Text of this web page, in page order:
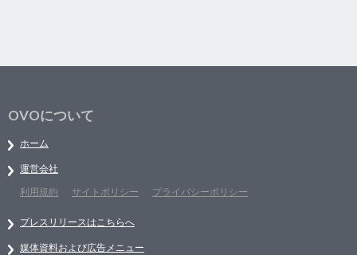
OVOについて
ホーム
運営会社
利用規約
サイトポリシー プライバシーポリシー
プレスリリースはこちらへ
媒体資料および広告メニュー